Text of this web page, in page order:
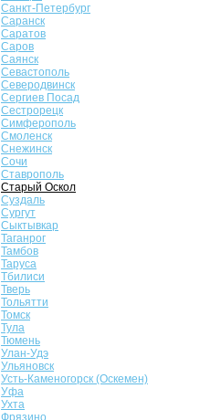
Санкт-Петербург
Саранск
Саратов
Саров
Саянск
Севастополь
Северодвинск
Сергиев Посад
Сестрорецк
Симферополь
Смоленск
Снежинск
Сочи
Ставрополь
Старый Оскол
Суздаль
Сургут
Сыктывкар
Таганрог
Тамбов
Таруса
Тбилиси
Тверь
Тольятти
Томск
Тула
Тюмень
Улан-Удэ
Ульяновск
Усть-Каменогорск (Оскемен)
Уфа
Ухта
Фрязино